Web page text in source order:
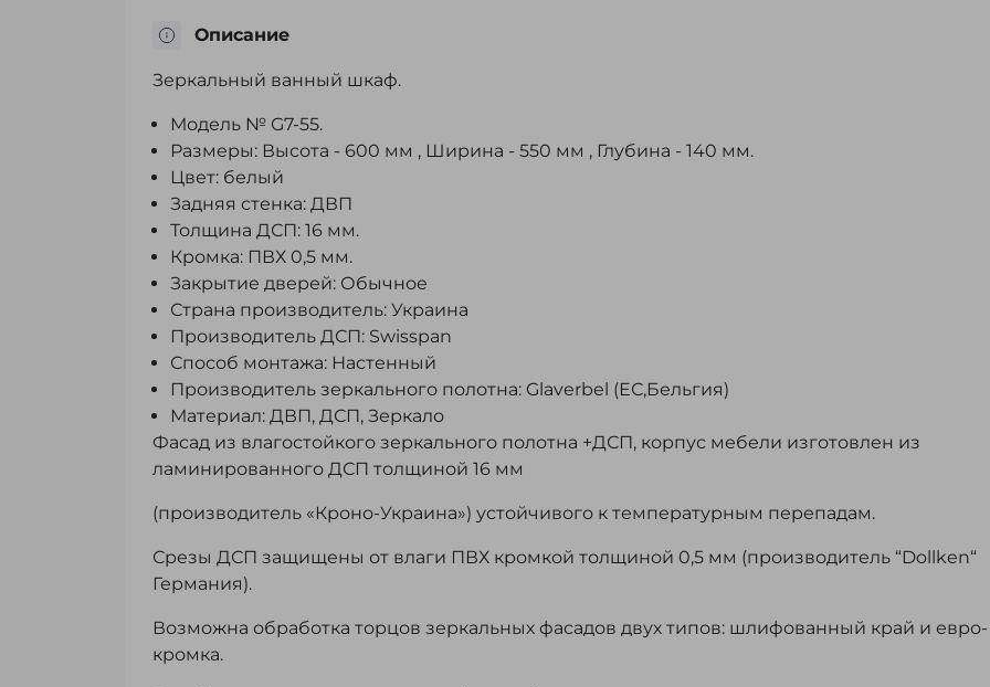
Описание
Зеркальный ванный шкаф.
Модель № G7-55.
Размеры: Высота - 600 мм , Ширина - 550 мм , Глубина - 140 мм.
Цвет: белый
Задняя стенка: ДВП
Толщина ДСП: 16 мм.
Кромка: ПВХ 0,5 мм.
Закрытие дверей: Обычное
Страна производитель: Украина
Производитель ДСП: Swisspan
Способ монтажа: Настенный
Производитель зеркального полотна: Glaverbel (ЕС,Бельгия)
Материал: ДВП, ДСП, Зеркало
Фасад из влагостойкого зеркального полотна +ДСП, корпус мебели изготовлен из
ламинированного ДСП толщиной 16 мм
(производитель «Кроно-Украина») устойчивого к температурным перепадам.
Срезы ДСП защищены от влаги ПВХ кромкой толщиной 0,5 мм (производитель “Dollken“
Германия).
Возможна обработка торцов зеркальных фасадов двух типов: шлифованный край и евро-
кромка.